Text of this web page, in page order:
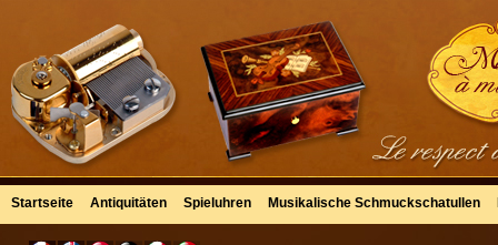
Startseite Antiquitäten Spieluhren Musikalische Schmuckschatullen